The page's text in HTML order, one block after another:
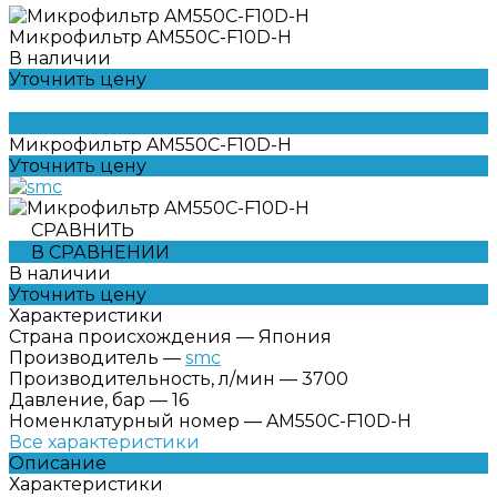
Микрофильтр AM550C-F10D-H
В наличии
Уточнить цену
Микрофильтр AM550C-F10D-H
Уточнить цену
СРАВНИТЬ
В СРАВНЕНИИ
В наличии
Уточнить цену
Характеристики
Страна происхождения — Япония
Производитель — smc
Производительность, л/мин — 3700
Давление, бар — 16
Номенклатурный номер — AM550C-F10D-H
Все характеристики
Описание
Характеристики